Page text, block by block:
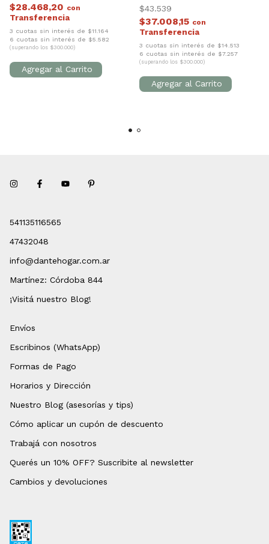
$28.468,20 con
3 cuotas sin interés de $11.164
6 cuotas sin interés de $5.582
(superando los $300.000)
$43.539
$37.008,15 con
3 cuotas sin interés de $14.513
6 cuotas sin interés de $7.257
(superando los $300.000)
541135116565
47432048
info@dantehogar.com.ar
Martínez: Córdoba 844
¡Visitá nuestro Blog!
Envíos
Escribinos (WhatsApp)
Formas de Pago
Horarios y Dirección
Nuestro Blog (asesorías y tips)
Cómo aplicar un cupón de descuento
Trabajá con nosotros
Querés un 10% OFF? Suscribite al newsletter
Cambios y devoluciones